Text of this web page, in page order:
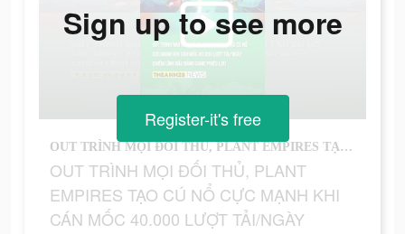
OUT TRÌNH MỌI ĐỐI THỦ, PLANT EMPIRES TẠO CÚ NỔ CỰC MẠNH KHI CÁN MỐC 40.000 LƯỢT TẢI/NGÀY #theanh28news #tiktoknews #onhaxemtin #theanh28 #plantempires
OUT TRÌNH MỌI ĐỐI THỦ, PLANT
EMPIRES TẠO CÚ NỔ CỰC MẠNH KHI
CÁN MỐC 40.000 LƯỢT TẢI/NGÀY
Sign up to see more
Register-it's free